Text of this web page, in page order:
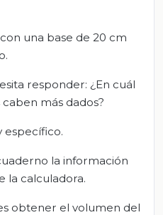
una base de 20 cm
responder: ¿En cuál
más dados?
específico.
la información
la calculadora.
obtener el volumen del